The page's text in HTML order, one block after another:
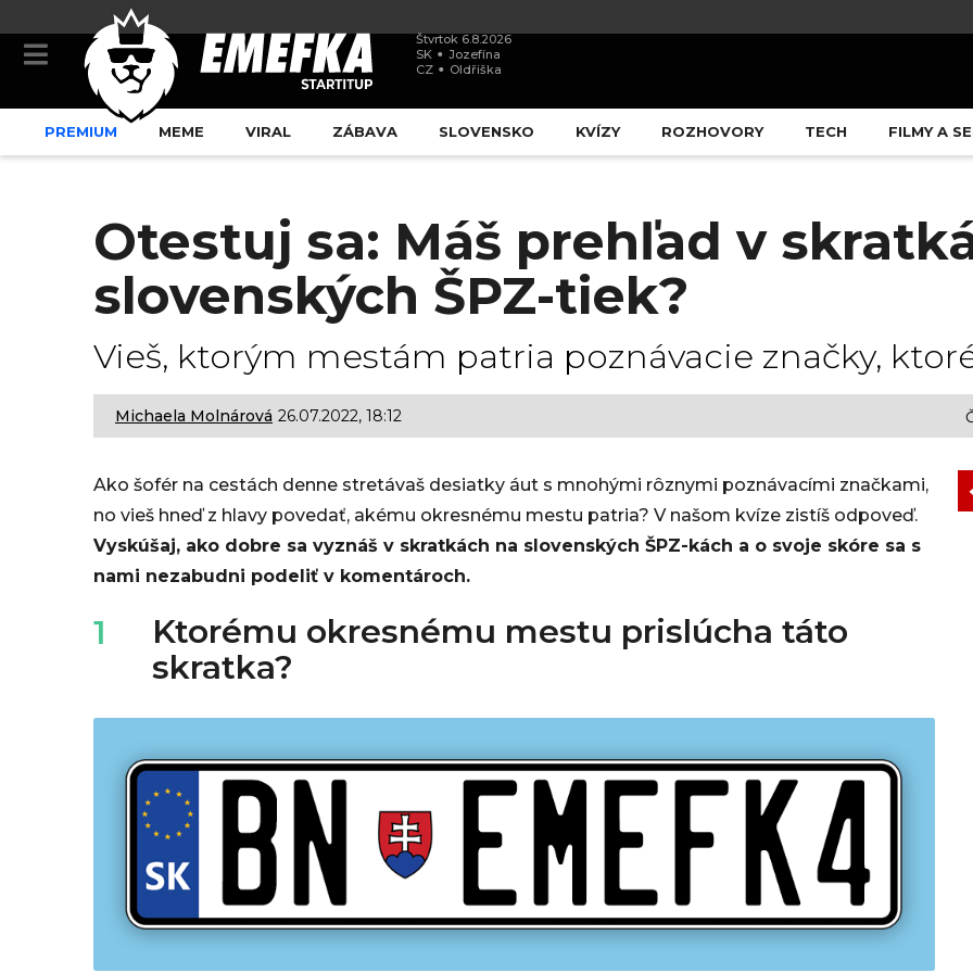
Štvrtok 6.8.2026
SK
Jozefína
CZ
Oldřiška
PREMIUM MEME VIRAL ZÁBAVA SLOVENSKO KVÍZY ROZHOVORY TECH FILMY A
Otestuj sa: Máš prehľad v
slovenských ŠPZ-tiek?
Vieš, ktorým mestám patria poznávacie značky,
Michaela Molnárová 26.07.2022, 18:12
2
0
.
2
0
2
9
Ako šofér na cestách denne stretávaš desiatky áut s mnohými rôznymi poznávacími značkami,
no vieš hneď z hlavy povedať, akému okresnému mestu patria? V našom kvíze zistíš odpoveď.
Vyskúšaj, ako dobre sa vyznáš v skratkách na slovenských ŠPZ-kách a o svoje skóre sa s
nami nezabudni podeliť v komentároch.
1
Ktorému okresnému mestu prislúcha táto
skratka?